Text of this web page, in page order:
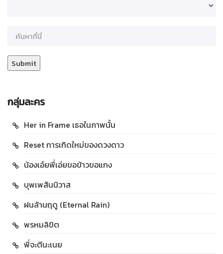
กลุ่มละคร
Her in Frame เธอในภาพนั้น
Reset การเกิดใหม่ของดวงดาว
น้องเอ๋ยพี่เอ่ยขอข้าวขอแกง
บุพเพสันนิวาส
ฝนล้านฤดู (Eternal Rain)
พรหมลิขิต
พี่จะตีนะเนย